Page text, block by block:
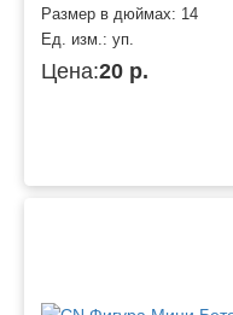
Размер в дюймах: 14
Ед. изм.: уп.
Цена:20 р.